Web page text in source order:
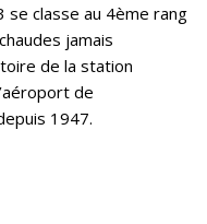
se classe au 4ème rang
jamais
de la station
de
1947.